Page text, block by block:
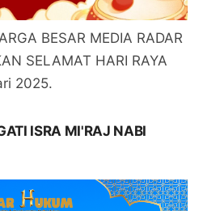
BESAR MEDIA RADAR
SELAMAT HARI RAYA
2025.
ISRA MI'RAJ NABI